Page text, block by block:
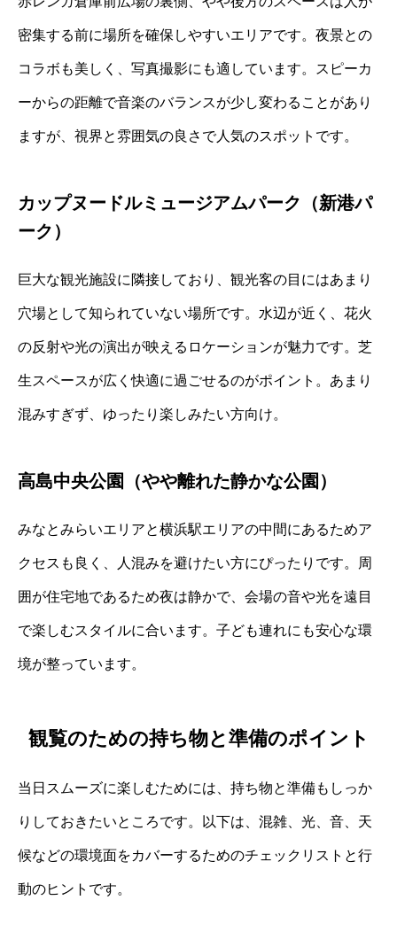
密集する前に場所を確保しやすいエリアです。夜景との
コラボも美しく、写真撮影にも適しています。スピーカ
ーからの距離で音楽のバランスが少し変わることがあり
ますが、視界と雰囲気の良さで人気のスポットです。
カップヌードルミュージアムパーク（新港パ
ーク）
巨大な観光施設に隣接しており、観光客の目にはあまり
穴場として知られていない場所です。水辺が近く、花火
の反射や光の演出が映えるロケーションが魅力です。芝
生スペースが広く快適に過ごせるのがポイント。あまり
混みすぎず、ゆったり楽しみたい方向け。
高島中央公園（やや離れた静かな公園）
みなとみらいエリアと横浜駅エリアの中間にあるためア
クセスも良く、人混みを避けたい方にぴったりです。周
囲が住宅地であるため夜は静かで、会場の音や光を遠目
で楽しむスタイルに合います。子ども連れにも安心な環
境が整っています。
観覧のための持ち物と準備のポイント
当日スムーズに楽しむためには、持ち物と準備もしっか
りしておきたいところです。以下は、混雑、光、音、天
候などの環境面をカバーするためのチェックリストと行
動のヒントです。